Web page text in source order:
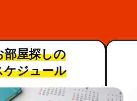
部屋探しの
ケジュール